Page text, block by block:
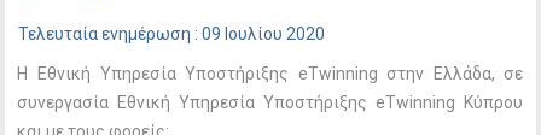
Τελευταία ενημέρωση : 09 Ιουλίου 2020
Η Εθνική Υπηρεσία Υποστήριξης eTwinning στην Ελλάδα, σε
συνεργασία Εθνική Υπηρεσία Υποστήριξης eTwinning Κύπρου